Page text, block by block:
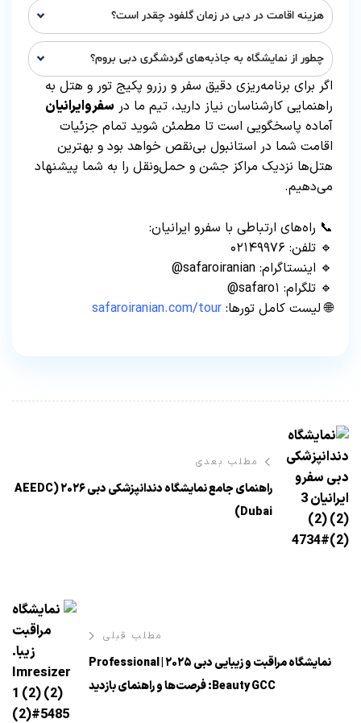
هزینه اقامت در دبی در زمان گلفود چقدر است؟
چطور از نمایشگاه به جاذبه‌های گردشگری دبی بروم؟
اگر برای برنامه‌ریزی دقیق سفر و رزرو پکیج تور و هتل به
راهنمایی کارشناسان نیاز دارید، تیم ما در سفروایرانیان
آماده پاسخگویی است تا مطمئن شوید تمام جزئیات
اقامت شما در استانبول بی‌نقص خواهد بود و بهترین
هتل‌ها نزدیک مراکز جشن و حمل‌ونقل را به شما پیشنهاد
می‌دهیم.
📞 راه‌های ارتباطی با سفرو ایرانیان:
🔹 تلفن: ۰۲۱۴۹۹۷۶
🔹 اینستاگرام: safaroiranian@
🔹 تلگرام: safaro۱@
🌐 لیست کامل تورها: safaroiranian.com/tour
مطلب بعدی
راهنمای جامع نمایشگاه دندانپزشکی دبی ۲۰۲۶ (AEEDC
Dubai)
مطلب قبلی
نمایشگاه مراقبت و زیبایی دبی ۲۰۲۵ | Professional
Beauty GCC: فرصت‌ها و راهنمای بازدید